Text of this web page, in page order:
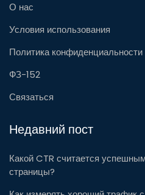
О нас
Условия использования
Политика конфиденциальности
ФЗ-152
Связаться
Недавний пост
Какой CTR считается
страницы?